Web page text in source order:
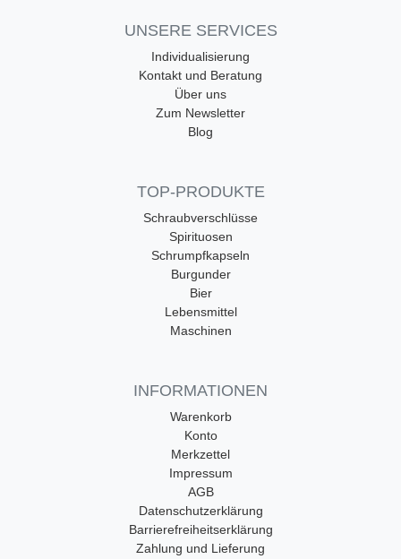
UNSERE SERVICES
Individualisierung
Kontakt und Beratung
Über uns
Zum Newsletter
Blog
TOP-PRODUKTE
Schraubverschlüsse
Spirituosen
Schrumpfkapseln
Burgunder
Bier
Lebensmittel
Maschinen
INFORMATIONEN
Warenkorb
Konto
Merkzettel
Impressum
AGB
Datenschutzerklärung
Barrierefreiheitserklärung
Zahlung und Lieferung